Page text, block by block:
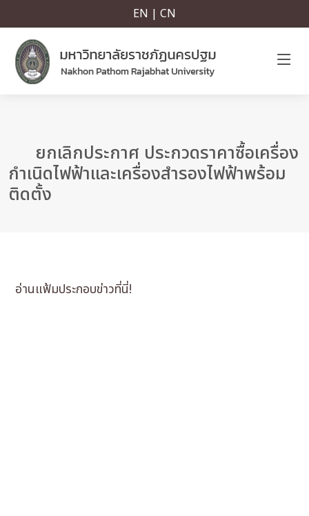
EN | CN
ยกเลิกประกาศ ประกวดราคาซื้อเครื่อง
กำเนิดไฟฟ้าและเครื่องสำรองไฟฟ้าพร้อม
ติดตั้ง
อ่านแฟ้มประกอบข่าวที่นี่!